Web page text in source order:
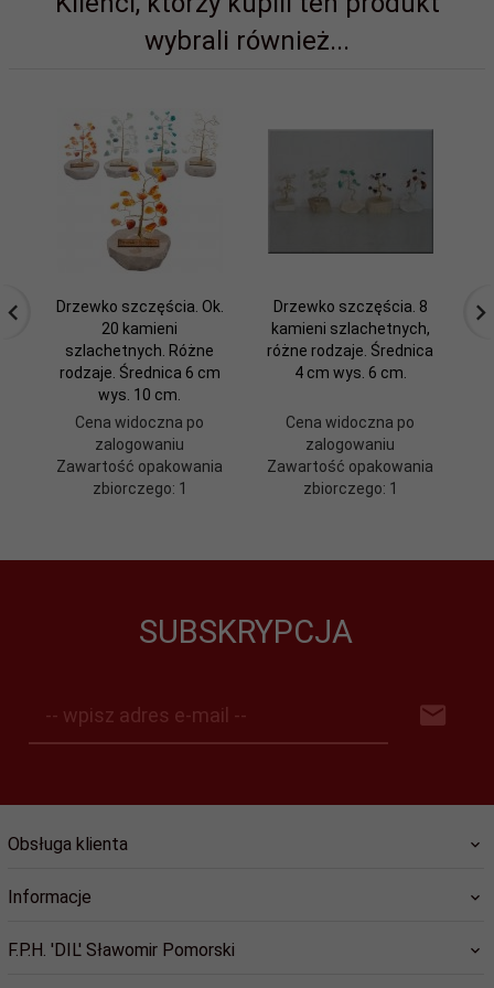
wybrali również...
Drzewko szczęścia. Ok.
20 kamieni
szlachetnych. Różne
rodzaje. Średnica 6 cm
wys. 10 cm.
Cena widoczna po
zalogowaniu
Zawartość opakowania
zbiorczego: 1
Drzewko szczęścia. 8
kamieni szlachetnych,
różne rodzaje. Średnica
4 cm wys. 6 cm.
Cena widoczna po
zalogowaniu
Zawartość opakowania
zbiorczego: 1
SUBSKRYPCJA
-- wpisz adres e-mail --
Obsługa klienta
Informacje
F.P.H. 'DIL' Sławomir Pomorski